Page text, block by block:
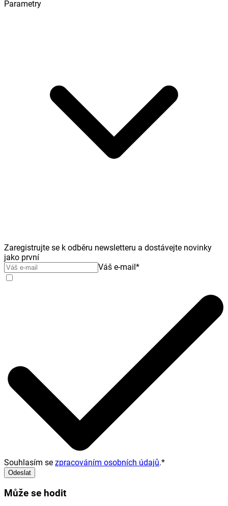
Parametry
Zaregistrujte se k odběru newsletteru a dostávejte novinky
jako první
Váš e-mail*
Souhlasím se zpracováním osobních údajů.*
Odeslat
Může se hodit